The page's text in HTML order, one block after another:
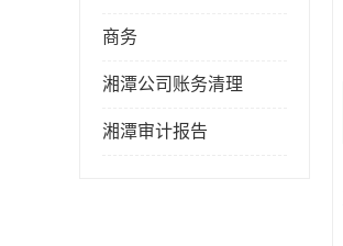
商务
湘潭公司账务清理
湘潭审计报告